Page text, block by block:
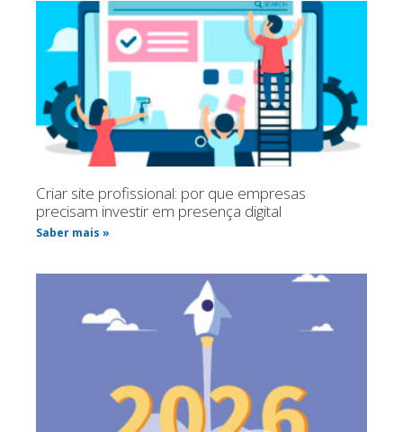
Criar site profissional: por que empresas
precisam investir em presença digital
Saber mais »